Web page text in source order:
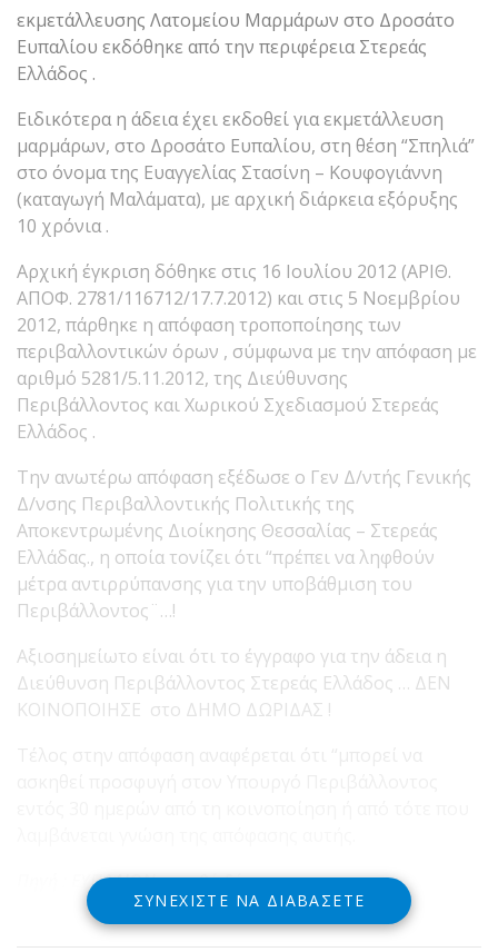
εκμετάλλευσης Λατομείου Μαρμάρων στο Δροσάτο
Ευπαλίου εκδόθηκε από την περιφέρεια Στερεάς
Ελλάδος .
Ειδικότερα η άδεια έχει εκδοθεί για εκμετάλλευση
μαρμάρων, στο Δροσάτο Ευπαλίου, στη θέση “Σπηλιά”
στο όνομα της Ευαγγελίας Στασίνη – Κουφογιάννη
(καταγωγή Μαλάματα), με αρχική διάρκεια εξόρυξης
10 χρόνια .
Αρχική έγκριση δόθηκε στις 16 Ιουλίου 2012 (ΑΡΙΘ.
ΑΠΟΦ. 2781/116712/17.7.2012) και στις 5 Νοεμβρίου
2012, πάρθηκε η απόφαση τροποποίησης των
περιβαλλοντικών όρων , σύμφωνα με την απόφαση με
αριθμό 5281/5.11.2012, της Διεύθυνσης
Περιβάλλοντος και Χωρικού Σχεδιασμού Στερεάς
Ελλάδος .
Την ανωτέρω απόφαση εξέδωσε ο Γεν Δ/ντής Γενικής
Δ/νσης Περιβαλλοντικής Πολιτικής της
Αποκεντρωμένης Διοίκησης Θεσσαλίας – Στερεάς
Ελλάδας., η οποία τονίζει ότι “πρέπει να ληφθούν
μέτρα αντιρρύπανσης για την υποβάθμιση του
Περιβάλλοντος¨…!
Αξιοσημείωτο είναι ότι το έγγραφο για την άδεια η
Διεύθυνση Περιβάλλοντος Στερεάς Ελλάδος … ΔΕΝ
ΚΟΙΝΟΠΟΙΗΣΕ στο ΔΗΜΟ ΔΩΡΙΔΑΣ !
Πηγή : ΕΥΠΑΛΙΟΝ … καθ΄ οδόν
ΣΥΝΕΧΊΣΤΕ ΝΑ ΔΙΑΒΆΣΕΤΕ